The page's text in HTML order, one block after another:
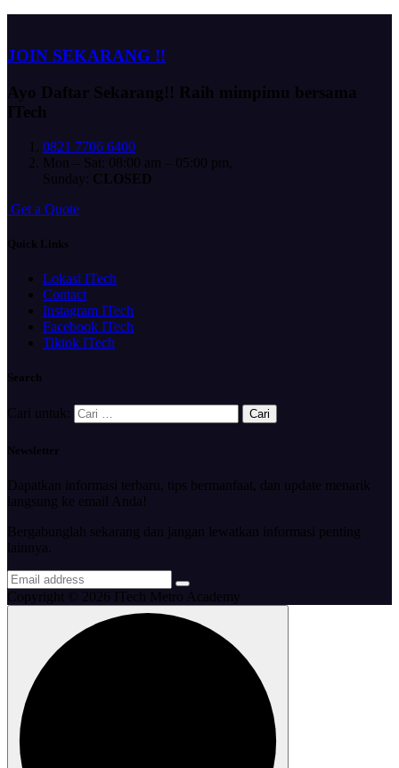
JOIN SEKARANG !!
Ayo Daftar Sekarang!! Raih mimpimu bersama
ITech
0821 7706 6400
Mon – Sat: 08:00 am – 05:00 pm,
Sunday: CLOSED
Get a Quote
Quick Links
Lokasi ITech
Contact
Instagram ITech
Facebook ITech
Tiktok ITech
Search
Cari untuk:
Newsletter
Dapatkan informasi terbaru, tips bermanfaat, dan update menarik
langsung ke email Anda!
Bergabunglah sekarang dan jangan lewatkan informasi penting
lainnya.
Copyright © 2026 ITech Metro Academy